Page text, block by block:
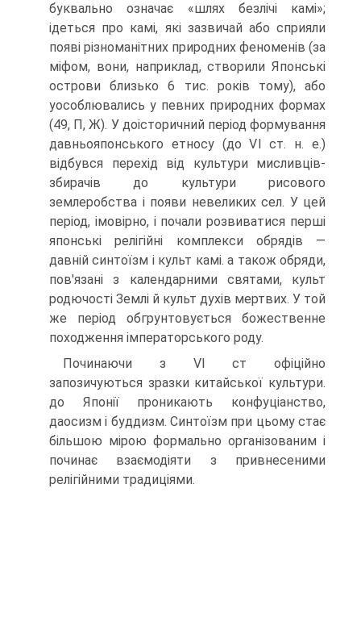
буквально означає «шлях безлічі камі»;
ідеться про камі, які зазвичай або сприяли
появі різноманітних природних феноменів (за
міфом, вони, наприклад, створили Японські
острови близько 6 тис. років тому), або
уособлювались у певних природних формах
(49, П, Ж). У доісторичний період формування
давньояпонського етносу (до VI ст. н. е.)
відбувся перехід від куль­тури мисливців-
збирачів до культури рисового
землеробства і появи невеликих сел. У цей
період, імовірно, і почали розвиватися перші
японські релігійні ком­плекси обрядів —
давній синтоїзм і культ камі. а також обряди,
пов'язані з ка­лендарними святами, культ
родючості Землі й культ духів мертвих. У той
же період обгрунтовується божественне
походження імператорського роду.
Починаючи з VI ст офіційно
запозичуються зразки китайської культу­ри.
до Японії проникають конфуціанство,
даосизм і буддизм. Синтоїзм при цьому стає
більшою мірою формально організованим і
починає взаємодіяти з привнесеними
релігійними традиціями.